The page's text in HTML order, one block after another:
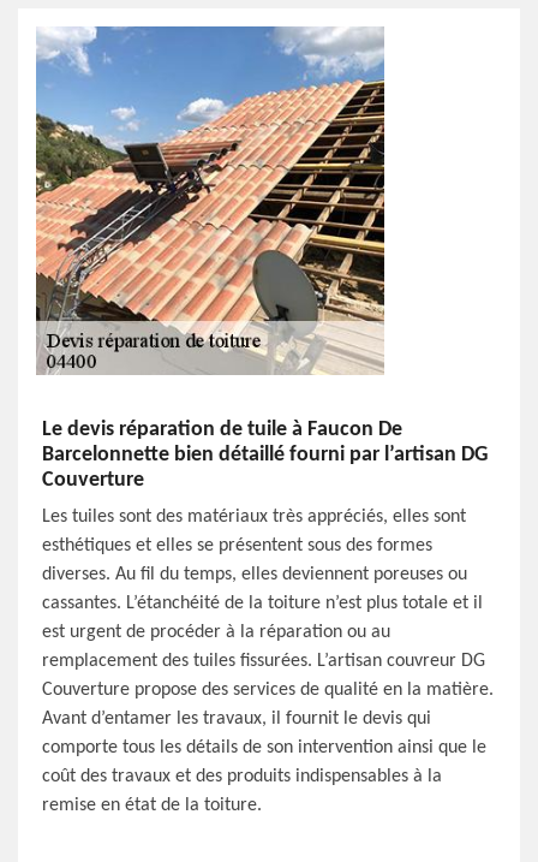
Le devis réparation de tuile à Faucon De
Barcelonnette bien détaillé fourni par l’artisan DG
Couverture
Les tuiles sont des matériaux très appréciés, elles sont
esthétiques et elles se présentent sous des formes
diverses. Au fil du temps, elles deviennent poreuses ou
cassantes. L’étanchéité de la toiture n’est plus totale et il
est urgent de procéder à la réparation ou au
remplacement des tuiles fissurées. L’artisan couvreur DG
Couverture propose des services de qualité en la matière.
Avant d’entamer les travaux, il fournit le devis qui
comporte tous les détails de son intervention ainsi que le
coût des travaux et des produits indispensables à la
remise en état de la toiture.